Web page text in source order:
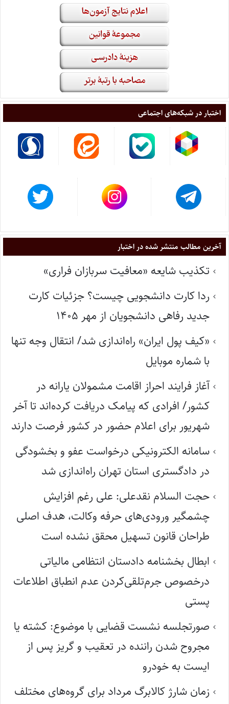
اختبار در شبکه‌های اجتماعی
آخرین مطالب منتشر شده در اختبار
تکذیب شایعه «معافیت سربازان فراری»
ردا کارت دانشجویی چیست؟ جزئیات کارت
جدید رفاهی دانشجویان از مهر ۱۴۰۵
«کیف پول ایران» راه‌اندازی شد/ انتقال وجه تنها
با شماره موبایل
آغاز فرایند احراز اقامت مشمولان یارانه در
کشور/ افرادی که پیامک دریافت کرده‌اند تا آخر
شهریور برای اعلام حضور در کشور فرصت دارند
سامانه الکترونیکی درخواست عفو و بخشودگی
در دادگستری استان تهران راه‌اندازی شد
حجت السلام نقدعلی: علی رغم افزایش
چشمگیر ورودی‌های حرفه وکالت، هدف اصلی
طراحان قانون تسهیل محقق نشده است
ابطال بخشنامه دادستان انتظامی مالیاتی
درخصوص جرم‌تلقی‌کردن عدم انطباق اطلاعات
پستی
صورتجلسه نشست قضایی با موضوع: کشته یا
مجروح شدن راننده در تعقیب و گریز پس از
ایست به خودرو
زمان شارژ کالابرگ مرداد برای گروه‌های مختلف